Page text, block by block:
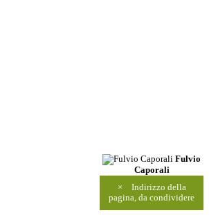
Fulvio
Caporali
×
Indirizzo della
pagina, da condividere